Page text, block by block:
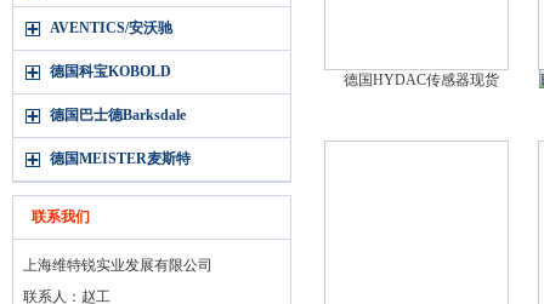
AVENTICS/安沃驰
德国科宝KOBOLD
德国巴士德Barksdale
德国MEISTER麦斯特
联系我们
上海维特锐实业发展有限公司
联系人：赵工
德国HYDAC传感器现货